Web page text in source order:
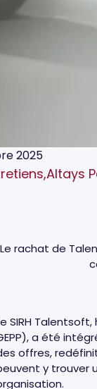
2025
,Altays
Le rachat de
SIRH
a été
offres,
y trouver